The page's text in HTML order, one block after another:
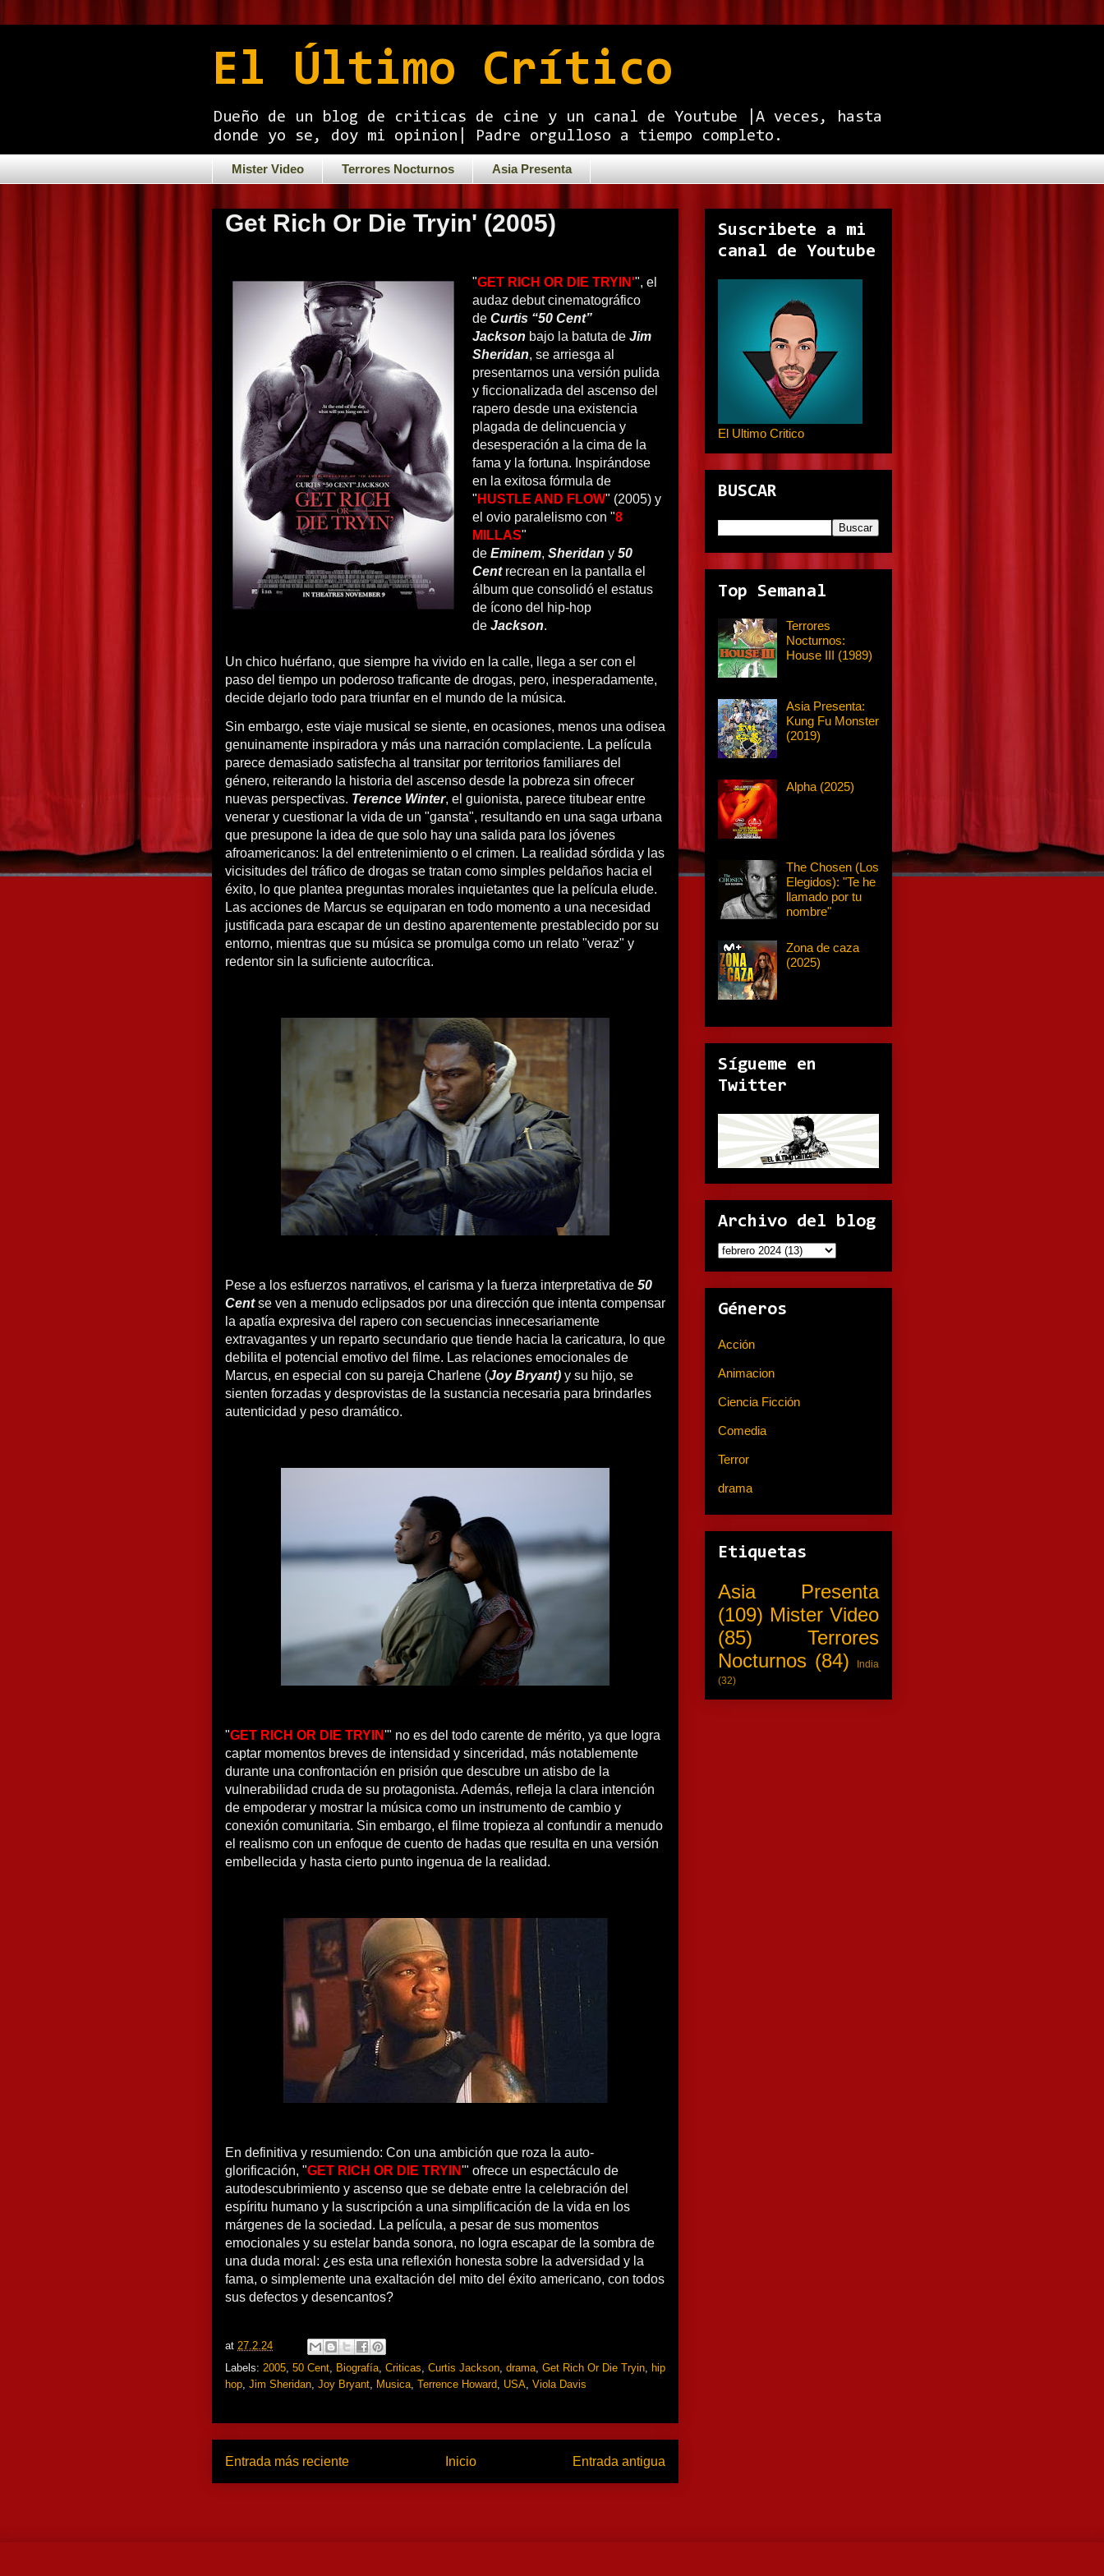
El Último Crítico
Dueño de un blog de criticas de cine y un canal de Youtube |A veces, hasta
donde yo se, doy mi opinion| Padre orgulloso a tiempo completo.
Mister Video Terrores Nocturnos Asia Presenta
Get Rich Or Die Tryin' (2005)
"GET RICH OR DIE TRYIN'", el
audaz debut cinematográfico
de Curtis “50 Cent”
Jackson bajo la batuta de Jim
Sheridan, se arriesga al
presentarnos una versión pulida
y ficcionalizada del ascenso del
rapero desde una existencia
plagada de delincuencia y
desesperación a la cima de la
fama y la fortuna. Inspirándose
en la exitosa fórmula de
" HUSTLE AND FLOW" (2005) y
el ovio paralelismo con "8
MILLAS"
de Eminem, Sheridan y 50
Centrecrean en la pantalla el
álbum que consolidó el estatus
de ícono del hip-hop
de Jackson.
Un chico huérfano, que siempre ha vivido en la calle, llega a ser con el
paso del tiempo un poderoso traficante de drogas, pero, inesperadamente,
decide dejarlo todo para triunfar en el mundo de la música.
Sin embargo, este viaje musical se siente, en ocasiones, menos una odisea
genuinamente inspiradora y más una narración complaciente. La película
parece demasiado satisfecha al transitar por territorios familiares del
género, reiterando la historia del ascenso desde la pobreza sin ofrecer
nuevas perspectivas. Terence Winter, el guionista, parece titubear entre
venerar y cuestionar la vida de un "gansta", resultando en una saga urbana
que presupone la idea de que solo hay una salida para los jóvenes
afroamericanos: la del entretenimiento o el crimen. La realidad sórdida y las
vicisitudes del tráfico de drogas se tratan como simples peldaños hacia el
éxito, lo que plantea preguntas morales inquietantes que la película elude.
Las acciones de Marcus se equiparan en todo momento a una necesidad
justificada para escapar de un destino aparentemente prestablecido por su
entorno, mientras que su música se promulga como un relato "veraz" y
redentor sin la suficiente autocrítica.
Pese a los esfuerzos narrativos, el carisma y la fuerza interpretativa de 50
Centse ven a menudo eclipsados por una dirección que intenta compensar
la apatía expresiva del rapero con secuencias innecesariamente
extravagantes y un reparto secundario que tiende hacia la caricatura, lo que
debilita el potencial emotivo del filme. Las relaciones emocionales de
Marcus, en especial con su pareja Charlene (Joy Bryant) y su hijo, se
sienten forzadas y desprovistas de la sustancia necesaria para brindarles
autenticidad y peso dramático.
"GET RICH OR DIE TRYIN'" no es del todo carente de mérito, ya que logra
captar momentos breves de intensidad y sinceridad, más notablemente
durante una confrontación en prisión que descubre un atisbo de la
vulnerabilidad cruda de su protagonista. Además, refleja la clara intención
de empoderar y mostrar la música como un instrumento de cambio y
conexión comunitaria. Sin embargo, el filme tropieza al confundir a menudo
el realismo con un enfoque de cuento de hadas que resulta en una versión
embellecida y hasta cierto punto ingenua de la realidad.
En definitiva y resumiendo: Con una ambición que roza la auto-
glorificación, "GET RICH OR DIE TRYIN'" ofrece un espectáculo de
autodescubrimiento y ascenso que se debate entre la celebración del
espíritu humano y la suscripción a una simplificación de la vida en los
márgenes de la sociedad. La película, a pesar de sus momentos
emocionales y su estelar banda sonora, no logra escapar de la sombra de
una duda moral: ¿es esta una reflexión honesta sobre la adversidad y la
fama, o simplemente una exaltación del mito del éxito americano, con todos
sus defectos y desencantos?
at 27.2.24
Labels: 2005, 50 Cent, Biografía, Criticas, Curtis Jackson, drama, Get Rich Or Die Tryin, hip
hop, Jim Sheridan, Joy Bryant, Musica, Terrence Howard, USA, Viola Davis
Entrada más reciente Entrada antigua
Inicio
Suscribete a mi
canal de Youtube
El Ultimo Critico
BUSCAR
Top Semanal
Terrores
Nocturnos:
House III (1989)
Asia Presenta:
Kung Fu Monster
(2019)
Alpha (2025)
The Chosen (Los
Elegidos): "Te he
llamado por tu
nombre"
Zona de caza
(2025)
Sígueme en
Twitter
Archivo del blog
Géneros
Acción
Animacion
Ciencia Ficción
Comedia
Terror
drama
Etiquetas
Asia Presenta
(109) Mister Video
(85)
Terrores
Nocturnos (84)
India
(32)